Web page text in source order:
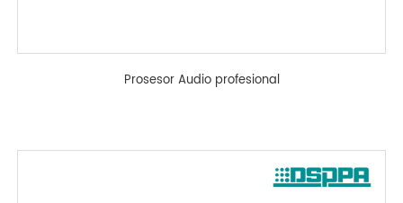
Prosesor Audio profesional